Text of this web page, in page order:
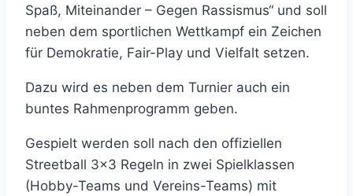
Spaß, Miteinander – Gegen Rassismus“ und soll
neben dem sportlichen Wettkampf ein Zeichen
für Demokratie, Fair-Play und Vielfalt setzen.
Dazu wird es neben dem Turnier auch ein
buntes Rahmenprogramm geben.
Gespielt werden soll nach den offiziellen
Streetball 3×3 Regeln in zwei Spielklassen
(Hobby-Teams und Vereins-Teams) mit